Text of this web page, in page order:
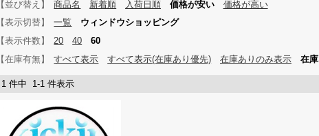
【並び替え】 商品名 新着順 入荷日順 価格が安い
価格が高い
【表示切替】
一覧
ウィンドウショッピング
【表示件数】
20 40
60
【在庫有無】
すべて表示 すべて表示(在庫あり優先) 在庫ありのみ表示 在
1 件中 1-1 件表示